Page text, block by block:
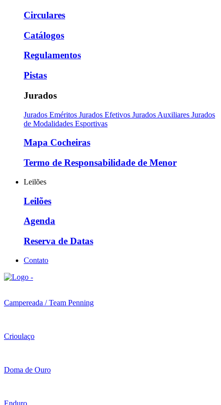
Circulares
Catálogos
Regulamentos
Pistas
Jurados
Jurados Eméritos Jurados Efetivos Jurados Auxiliares Jurados
de Modalidades Esportivas
Mapa Cocheiras
Termo de Responsabilidade de Menor
Leilões
Leilões
Agenda
Reserva de Datas
Contato
Campereada / Team Penning
Crioulaço
Doma de Ouro
Enduro